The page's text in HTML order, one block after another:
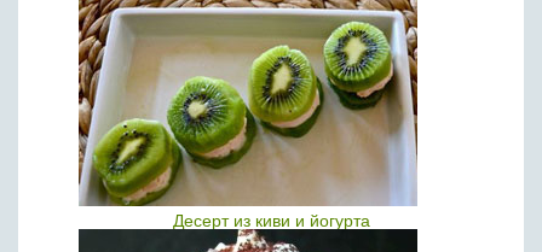
Десерт из киви и йогурта